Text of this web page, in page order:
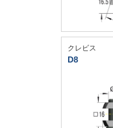
クレビス
D8